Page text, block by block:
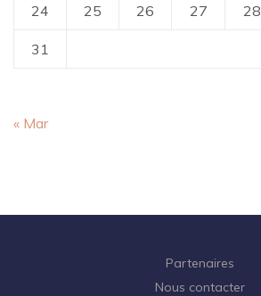
24 25 26 27 28
31
« Mar
Partenaires
Nous contacter